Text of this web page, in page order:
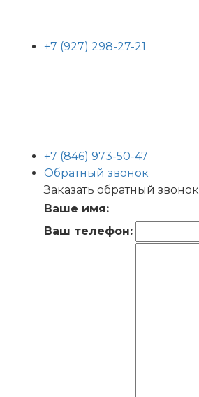
+7 (927) 298-27-21
+7 (846) 973-50-47
Обратный звонок
Заказать обратный звонок
Ваше имя:
Ваш телефон: